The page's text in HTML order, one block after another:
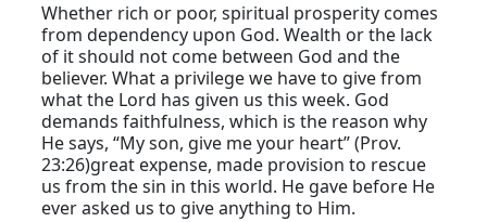
Whether rich or poor, spiritual prosperity comes
from dependency upon God. Wealth or the lack
of it should not come between God and the
believer. What a privilege we have to give from
what the Lord has given us this week. God
demands faithfulness, which is the reason why
He says, “My son, give me your heart” (Prov.
23:26)great expense, made provision to rescue
us from the sin in this world. He gave before He
ever asked us to give anything to Him.